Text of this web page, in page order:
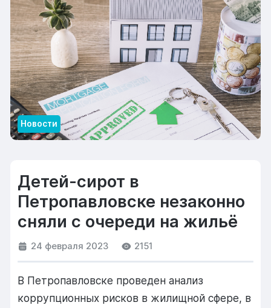
Новости
Детей-сирот в
Петропавловске незаконно
сняли с очереди на жильё
24 февраля 2023 2151
В Петропавловске проведен анализ
коррупционных рисков в жилищной сфере, в